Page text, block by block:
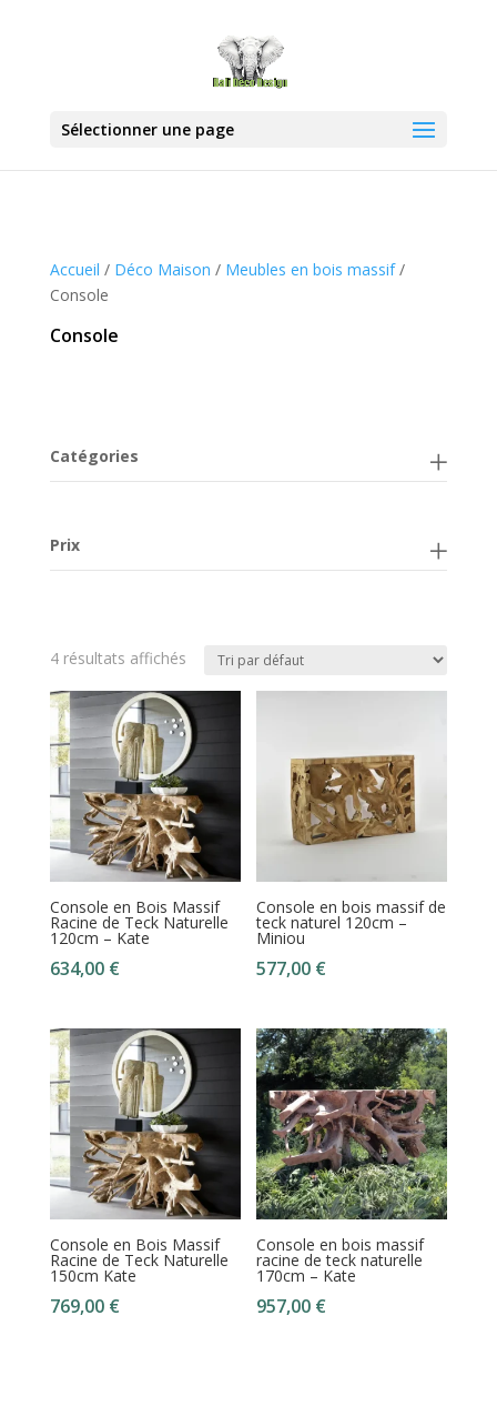
Sélectionner une page
Accueil / Déco Maison / Meubles en bois massif/
Console
Console
Catégories
Prix
4 résultats affichés
Console en Bois Massif
Racine de Teck Naturelle
120cm – Kate
634,00 €
Console en bois massif de
teck naturel 120cm –
Miniou
577,00 €
Console en Bois Massif
Racine de Teck Naturelle
150cm Kate
769,00 €
Console en bois massif
racine de teck naturelle
170cm – Kate
957,00 €